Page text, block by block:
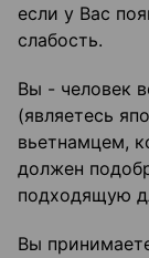
если у Вас
слабость.
Вы - человек
(являетесь
вьетнамцем,
должен
подходящую
Вы